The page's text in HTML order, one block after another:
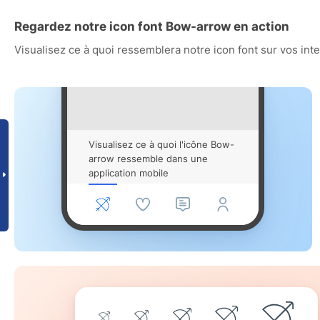
Regardez notre icon font Bow-arrow en action
Visualisez ce à quoi ressemblera notre icon font sur vos
Visualisez ce à quoi l'icône Bow-
arrow ressemble dans une
application mobile